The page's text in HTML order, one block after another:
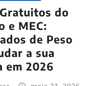
do
e MEC:
de Peso
a sua
em 2026